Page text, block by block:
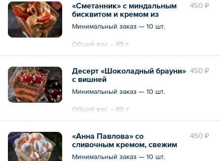
450 ₽
«Сметанник» с миндальным
бисквитом и кремом из
вареной сгущенки в
сочетании со свежей
Минимальный заказ — 10 шт.
Общий вес – 85 г
450 ₽
Десерт «Шоколадный брауни»
с вишней
Минимальный заказ — 10 шт.
Общий вес – 80 г
450 ₽
«Анна Павлова» со
сливочным кремом, свежим
ананасом и меренгой
Минимальный заказ — 10 шт.